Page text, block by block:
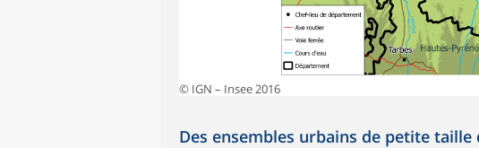
© IGN – Insee 2016
Des ensembles urbains de petite taille